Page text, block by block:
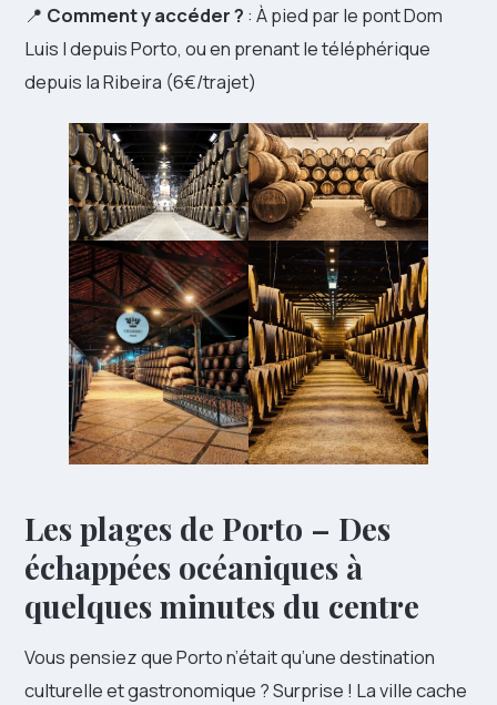
📍 Comment y accéder ? : À pied par le pont Dom
Luis I depuis Porto, ou en prenant le téléphérique
depuis la Ribeira (6€/trajet)
Les plages de Porto – Des
échappées océaniques à
quelques minutes du centre
Vous pensiez que Porto n’était qu’une destination
culturelle et gastronomique ? Surprise ! La ville cache